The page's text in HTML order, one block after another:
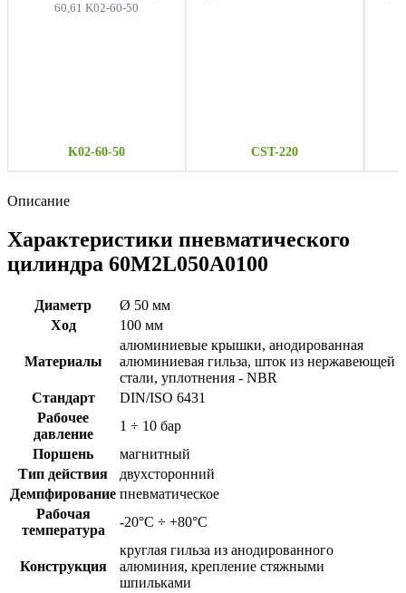
60,61 K02-60-50
K02-60-50 CST-220
Описание
Характеристики пневматического
цилиндра 60M2L050A0100
Диаметр
Ø 50 мм
Ход
100 мм
Материалы
алюминиевые крышки, анодированная
алюминиевая гильза, шток из нержавеющей
стали, уплотнения - NBR
Стандарт
DIN/ISO 6431
Рабочее
давление
1 ÷ 10 бар
Поршень
магнитный
Тип действия
двухсторонний
Демпфирование пневматическое
Рабочая
температура
-20°C ÷ +80°C
Конструкция
круглая гильза из анодированного
алюминия, крепление стяжными
шпильками